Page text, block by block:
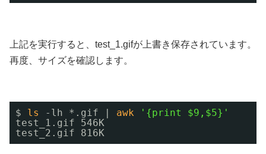
上記を実行すると、test_1.gifが上書き保存されています。
再度、サイズを確認します。
$ ls -lh *.gif | awk
'{print $9,$5}'
test_1.gif 546K
test_2.gif 816K